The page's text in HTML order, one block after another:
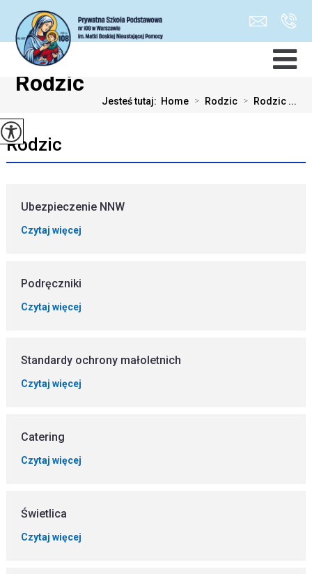
Rodzic
Jesteś tutaj: Home > Rodzic > Rodzic ...
Rodzic
Ubezpieczenie NNW
Czytaj więcej
Podręczniki
Czytaj więcej
Standardy ochrony małoletnich
Czytaj więcej
Catering
Czytaj więcej
Świetlica
Czytaj więcej